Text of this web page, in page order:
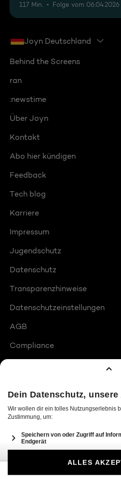
117 Min. Folge vom 06.04.2026
Joyn Deutschland
Behind the Screens
ran
:newstime
Über Joyn
Kontakt
Abo hier kündigen
Feedback
Tech blog
Karriere
Impressum
Jugendschutz
Datenschutz
Transparenzhinweise
Datenschutzeinstellungen
AGB
Compliance